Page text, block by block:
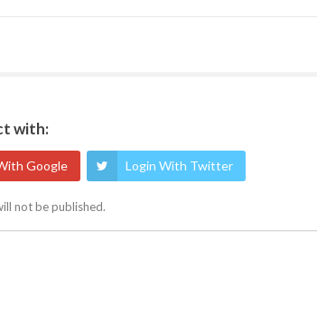
with:
Google Login With Twitter
not be published.